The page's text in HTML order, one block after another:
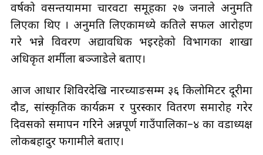
वर्षको वसन्तयाममा चारवटा समूहका २७ जनाले अनुमति
लिएका थिए । अनुमति लिएकामध्ये कतिले सफल आरोहण
गरे भन्ने विवरण अद्यावधिक भइरहेको विभागका शाखा
अधिकृत शर्मीला बञ्जाडेले बताए।
आज आधार शिविरदेखि नारच्याङसम्म ३६ किलोमिटर दूरीमा
दौड, सांस्कृतिक कार्यक्रम र पुरस्कार वितरण समारोह गरेर
दिवसको समापन गरिने अन्नपूर्ण गाउँपालिका–४ का वडाध्यक्ष
लोकबहादुर फगामीले बताए।